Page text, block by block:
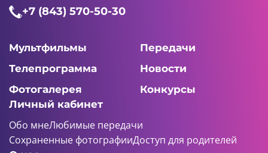
+7 (843) 570-50-30
Мультфильмы
Передачи
Телепрограмма
Новости
Фотогалерея
Конкурсы
Личный кабинет
Обо мнеЛюбимые передачи
Сохраненные фотографииДоступ для родителей